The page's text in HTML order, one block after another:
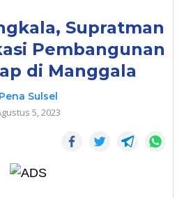
Supratman
Pembangunan
di Manggala
Pena Sulsel
5, 2023